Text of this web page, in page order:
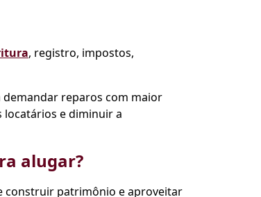
, registro, impostos,
demandar reparos com maior
locatários e diminuir a
alugar?
construir patrimônio e aproveitar